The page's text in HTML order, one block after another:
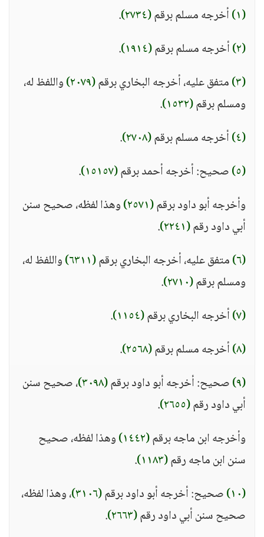
(١) أخرجه مسلم برقم(٢٧٣٤)
.
(٢)
أخرجه مسلم برقم(١٩١٤)
.
(٣)
متفق عليه، أخرجه البخاري برقم(٢٠٧٩)
واللفظ له،
ومسلم برقم(١٥٣٢)
.
(٤)
أخرجه مسلم برقم(٢٧٠٨)
.
(٥)
صحيح: أخرجه أحمد برقم(١٥١٥٧)
.
وأخرجه أبو داود برقم(٢٥٧١)
وهذا لفظه، صحيح سنن
أبي داود رقم(٢٢٤١)
.
(٦)
متفق عليه، أخرجه البخاري برقم(٦٣١١)
واللفظ له،
ومسلم برقم(٢٧١٠)
.
(٧)
أخرجه البخاري برقم(١١٥٤)
.
(٨)
أخرجه مسلم برقم(٢٥٦٨)
.
(٩)
صحيح: أخرجه أبو داود برقم(٣٠٩٨)
، صحيح سنن
أبي داود رقم(٢٦٥٥)
.
وأخرجه ابن ماجه برقم(١٤٤٢)
وهذا لفظه، صحيح
سنن ابن ماجه رقم(١١٨٣)
.
(١٠)
صحيح: أخرجه أبو داود برقم(٣١٠٦)
، وهذا لفظه،
صحيح سنن أبي داود رقم(٢٦٦٣)
.